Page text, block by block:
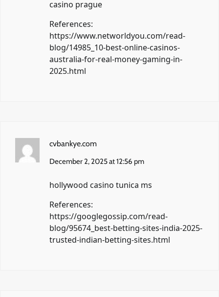
casino prague
References:
https://www.networldyou.com/read-
blog/14985_10-best-online-casinos-
australia-for-real-money-gaming-in-
2025.html
cvbankye.com
December 2, 2025 at 12:56 pm
hollywood casino tunica ms
References:
https://googlegossip.com/read-
blog/95674_best-betting-sites-india-2025-
trusted-indian-betting-sites.html